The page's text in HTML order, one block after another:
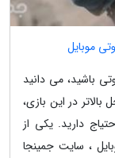
موبایل
باشید، می دانید
در این بازی،
دارید. یکی از
، سایت جمینجا